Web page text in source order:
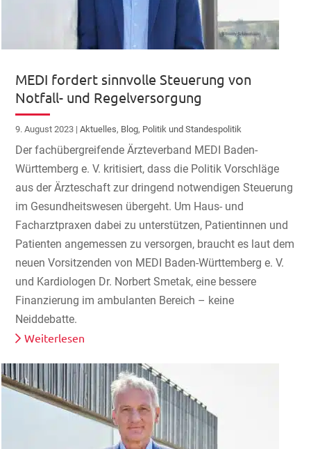
MEDI fordert sinnvolle Steuerung von
Notfall- und Regelversorgung
9. August 2023 |Aktuelles, Blog, Politik und Standespolitik
Der fachübergreifende Ärzteverband MEDI Baden-
Württemberg e. V. kritisiert, dass die Politik Vorschläge
aus der Ärzteschaft zur dringend notwendigen Steuerung
im Gesundheitswesen übergeht. Um Haus- und
Facharztpraxen dabei zu unterstützen, Patientinnen und
Patienten angemessen zu versorgen, braucht es laut dem
neuen Vorsitzenden von MEDI Baden-Württemberg e. V.
und Kardiologen Dr. Norbert Smetak, eine bessere
Finanzierung im ambulanten Bereich – keine
Neiddebatte.
Weiterlesen